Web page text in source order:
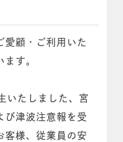
愛顧・ご利用いた
す。
いたしました、宮
び津波注意報を受
客様、従業員の安